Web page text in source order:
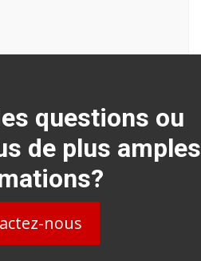
questions ou
de plus amples
nous